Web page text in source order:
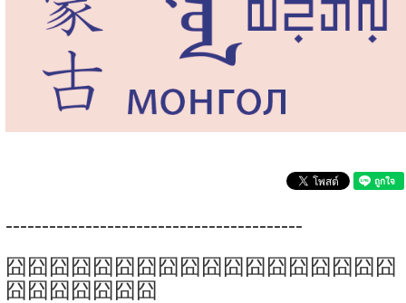
-----------------------------------------
囧囧囧囧囧囧囧囧囧囧囧囧囧囧囧囧囧囧
囧囧囧囧囧囧囧